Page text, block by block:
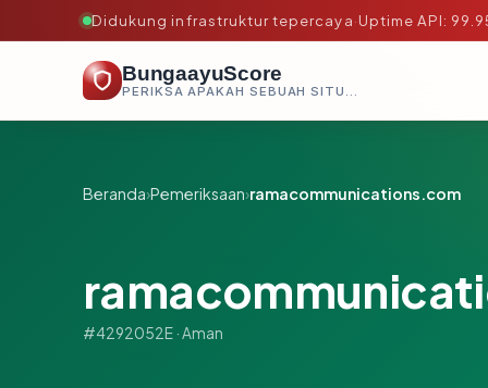
Didukung infrastruktur tepercaya·Uptime API:
BungaayuScore
PERIKSA APAKAH SEBUAH SITUS AMAN, TEPERCAYA, DAN TERVERIFIKASI DALAM HITUNGAN DETIK.
Beranda›Pemeriksaan›ramacommunications.com
#4292052E · Aman